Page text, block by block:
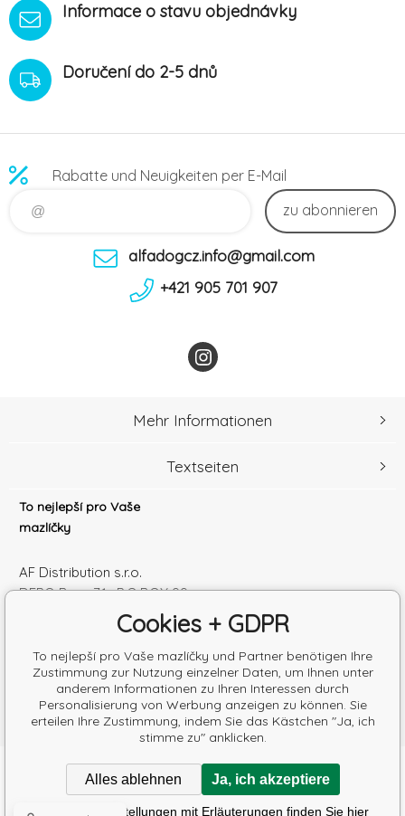
Informace o stavu objednávky
Doručení do 2-5 dnů
Rabatte und Neuigkeiten per E-Mail
zu abonnieren
alfadogcz.info@gmail.com
+421 905 701 907
To nejlepší pro Vaše
mazlíčky
AF Distribution s.r.o.
DEPO Brno 71 , P.O.BOX 99
Česká republika
Handelsregister Nr.: 52010180
Steuernum.: SK2120864328
Mehr Informationen
Textseiten
Copyright © 2026 AF Distribution s.r.o.
Alle Rechte vorbehalten.
Poradíme s výběrem krmiva
Cookies + GDPR
To nejlepší pro Vaše mazlíčky und Partner benötigen Ihre
Zustimmung zur Nutzung einzelner Daten, um Ihnen unter
anderem Informationen zu Ihren Interessen durch
Personalisierung von Werbung anzeigen zu können. Sie
erteilen Ihre Zustimmung, indem Sie das Kästchen "Ja, ich
stimme zu" anklicken.
Alles ablehnen Ja, ich akzeptiere
Detaillierte Einstellungen mit Erläuterungen finden Sie hier